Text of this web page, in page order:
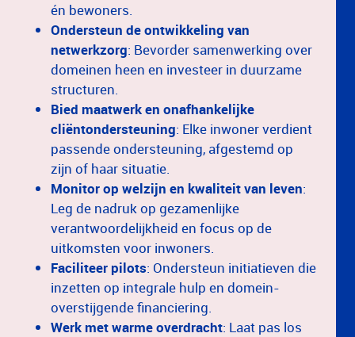
én bewoners.
Ondersteun de ontwikkeling van
netwerkzorg: Bevorder samenwerking over
domeinen heen en investeer in duurzame
structuren.
Bied maatwerk en onafhankelijke
cliëntondersteuning: Elke inwoner verdient
passende ondersteuning, afgestemd op
zijn of haar situatie.
Monitor op welzijn en kwaliteit van leven:
Leg de nadruk op gezamenlijke
verantwoordelijkheid en focus op de
uitkomsten voor inwoners.
Faciliteer pilots: Ondersteun initiatieven die
inzetten op integrale hulp en domein-
overstijgende financiering.
Werk met warme overdracht: Laat pas los